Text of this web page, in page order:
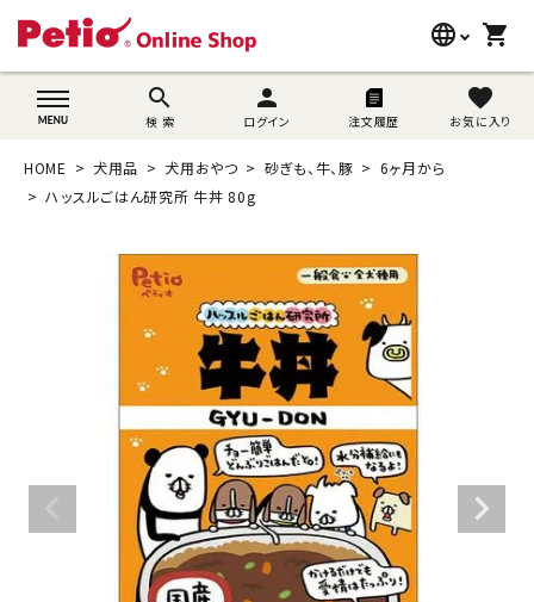
language
wovn-lang-name
shopping_cart
search
検 索
person
ログイン 注文履歴
favorite
お気に入り
search
猫用品
うさぎ用品
ブランド別に探す
目的別に探す
SNS
ご利用案内
ACCOUNT MENU
ようこそ ゲスト 様
HOME 犬用品 犬用おやつ 砂ぎも、牛、豚
6ヶ月から
ハッスルごはん研究所 牛丼 80g